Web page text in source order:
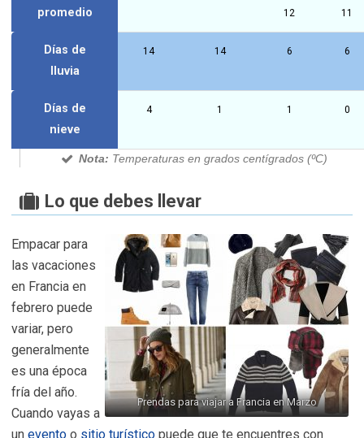
promedio
12
11
Días de
lluvia
14 14 6 6
Días de
nieve
4 1 1 0
Nota: Temperaturas en grados centígrados (ºC)
Lo que debes llevar
Prendas para viajar a Francia en Marzo
Empacar para
las vacaciones
en Francia en
febrero puede
variar, pero
generalmente
es una época
fría del año.
Cuando vayas a
un evento o sitio turístico puede que te encuentres con